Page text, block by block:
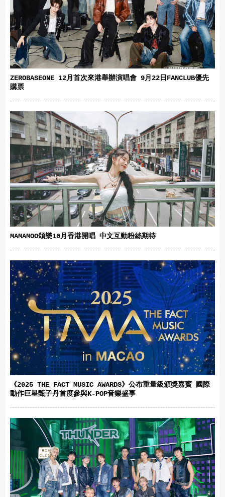
ZEROBASEONE 12月首次來港舉辦演唱會 9月22日FANCLUB優先
購票
MAMAMOO頌樂10月香港開唱 中文互動粉絲期待
《2025 THE FACT MUSIC AWARDS》公布重量級頒獎嘉賓 國際
動作巨星甄子丹首度參與K-POP音樂盛事